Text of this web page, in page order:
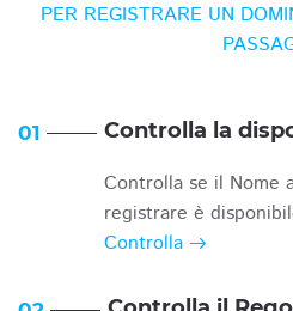
PER REGISTRARE UN
01 Controlla la
Controlla se il Nome
registrare è
Controlla